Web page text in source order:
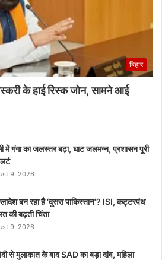
बिहार
के हाई रिस्क जोन, सामने आई
में गंगा का जलस्तर बढ़ा, घाट जलमग्न, प्रशासन पूरी
9, 2026
बन रहा है ‘दूसरा पाकिस्तान’? ISI, कट्टरपंथ
की बढ़ती चिंता
9, 2026
से मुलाकात के बाद SAD का बड़ा दांव, महिला